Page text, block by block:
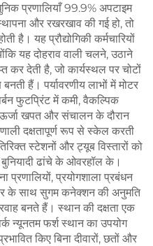
प्रणालियाँ 99.9% अपटाइम
और रखरखाव की गई हो, तो
है। यह प्रौद्योगिकी कर्मचारियों
यह दोहराव वाली चलने, उठाने
कर देती है, जो कार्यस्थल पर चोटों
हैं। पर्यावरणीय लाभों में मोटर
फुटप्रिंट में कमी, वैकल्पिक
खपत और संचालन के दौरान
दक्षतापूर्ण रूप से स्केल करती
स्टेशनों और ट्यूब विस्तारों को
ढांचे के ओवरहॉल के।
प्रणालियों, प्रयोगशाला प्रबंधन
के साथ सुगम कनेक्शन की अनुमति
बनते हैं। स्थान की दक्षता एक
न्यूनतम फर्श स्थान का उपयोग
किए बिना दीवारों, छतों और